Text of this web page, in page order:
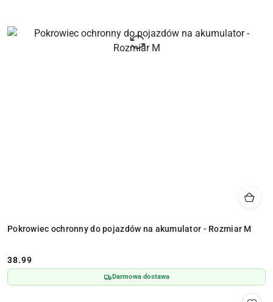
Pokrowiec ochronny do pojazdów na akumulator - Rozmiar M
Cena:
38.99
Darmowa dostawa